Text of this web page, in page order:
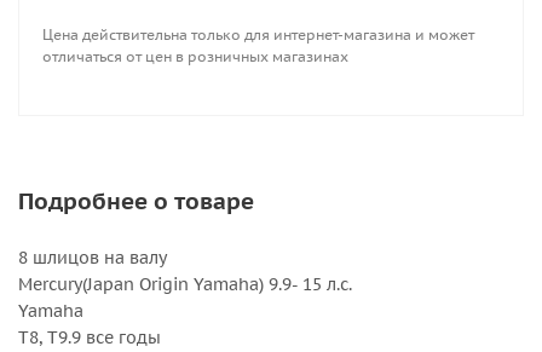
Вращение : Правое
Количество лопастей : 3
Цена действительна только для интернет-магазина и может
отличаться от цен в розничных магазинах
Подробнее о товаре
8 шлицов на валу
Mercury(Japan Origin Yamaha) 9.9- 15 л.с.
Yamaha
T8, T9.9 все годы